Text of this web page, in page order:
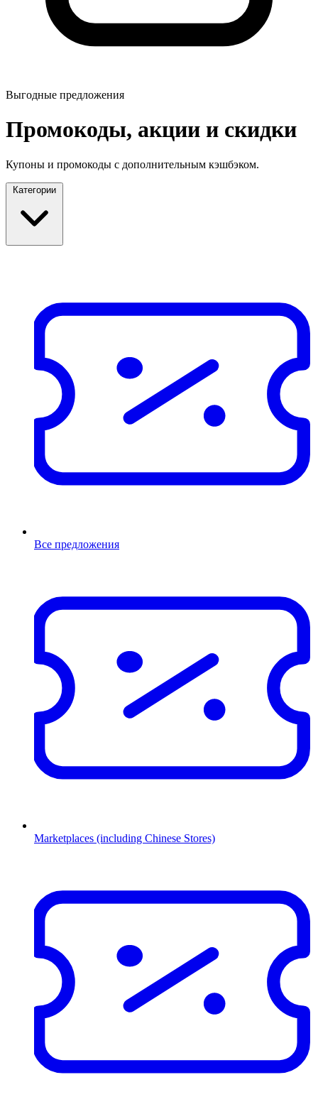
Выгодные предложения
Промокоды, акции и скидки
Купоны и промокоды с дополнительным кэшбэком.
Категории
Все предложения
Marketplaces (including Chinese Stores)